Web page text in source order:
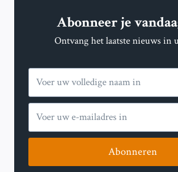
Abonneer je
Ontvang het laatste nieuws in
Abonneren